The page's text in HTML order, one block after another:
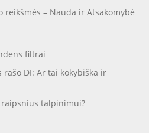
– Nauda ir Atsakomybė
filtrai
DI: Ar tai kokybiška ir
talpinimui?